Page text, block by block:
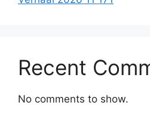
Recent
No comments to show.